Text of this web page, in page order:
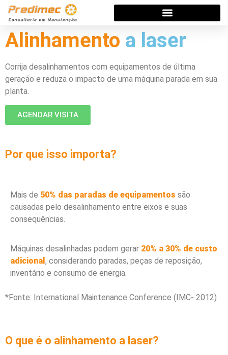
Alinhamento a laser
Corrija desalinhamentos com equipamentos de última
geração e reduza o impacto de uma máquina parada em sua
planta.
AGENDAR VISITA
Por que isso importa?
Mais de 50% das paradas de equipamentos são
causadas pelo desalinhamento entre eixos e suas
consequências.
Máquinas desalinhadas podem gerar 20% a 30% de custo
adicional , considerando paradas, peças de reposição,
inventário e consumo de energia.
*Fonte: International Maintenance Conference (IMC- 2012)
O que é o alinhamento a laser?